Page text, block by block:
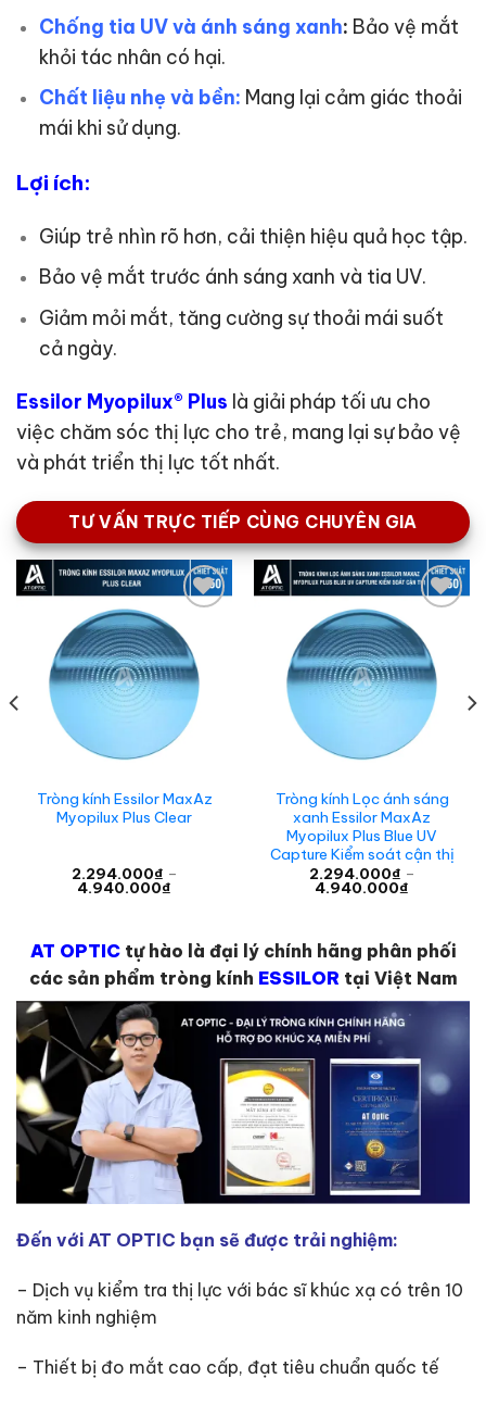
Chống tia UV và ánh sáng xanh: Bảo vệ mắt
khỏi tác nhân có hại.
Chất liệu nhẹ và bền: Mang lại cảm giác thoải
mái khi sử dụng.
Lợi ích:
Giúp trẻ nhìn rõ hơn, cải thiện hiệu quả học tập.
Bảo vệ mắt trước ánh sáng xanh và tia UV.
Giảm mỏi mắt, tăng cường sự thoải mái suốt
cả ngày.
Essilor Myopilux® Plus là giải pháp tối ưu cho
việc chăm sóc thị lực cho trẻ, mang lại sự bảo vệ
và phát triển thị lực tốt nhất.
TƯ VẤN TRỰC TIẾP CÙNG CHUYÊN GIA
Add to
wishlist
Tròng kính Essilor MaxAz
Myopilux Plus Clear
2.294.000₫ –
4.940.000₫
đến
4.940.000₫
Add to
wishlist
Tròng kính Lọc ánh sáng
xanh Essilor MaxAz
Myopilux Plus Blue UV
Capture Kiểm soát cận thị
2.294.000₫ –
4.940.000₫
đến
AT OPTIC tự hào là đại lý chính hãng phân phối
các sản phẩm tròng kính ESSILOR tại Việt Nam
Đến với AT OPTIC bạn sẽ được trải nghiệm:
– Dịch vụ kiểm tra thị lực với bác sĩ khúc xạ có trên 10
năm kinh nghiệm
– Thiết bị đo mắt cao cấp, đạt tiêu chuẩn quốc tế